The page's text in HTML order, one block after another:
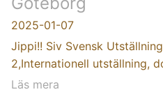
2025-01-07
Jippi!! Siv Svensk
2,Internationell utställning,
Läs mera